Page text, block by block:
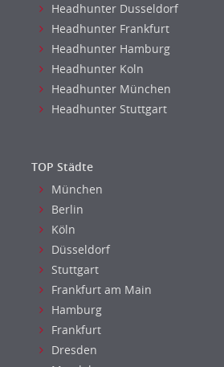
Headhunter Dusseldorf
Headhunter Frankfurt
Headhunter Hamburg
Headhunter Koln
Headhunter München
Headhunter Stuttgart
TOP Städte
München
Berlin
Köln
Düsseldorf
Stuttgart
Frankfurt am Main
Hamburg
Frankfurt
Dresden